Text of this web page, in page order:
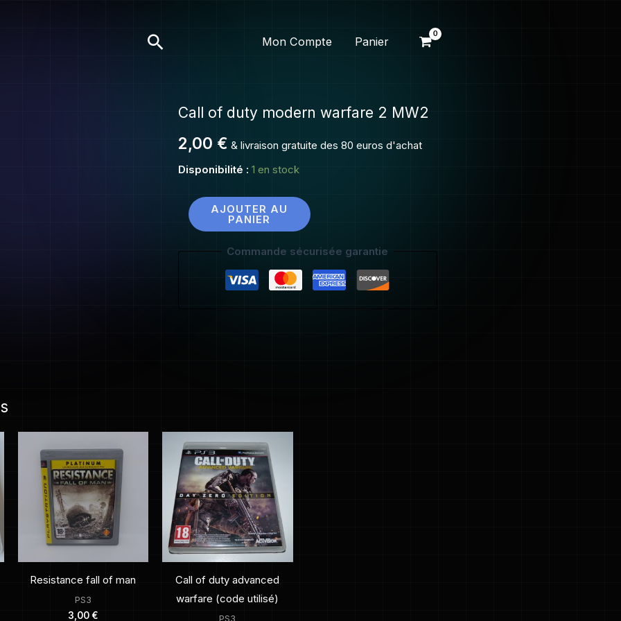
Rechercher Mon Compte Panier
Call of duty modern warfare 2 MW2
2,00 € & livraison gratuite des 80 euros d'achat
Disponibilité : 1 en stock
quantité
Call
of
modern
warfare
AJOUTER AU
PANIER
Commande sécurisée garantie
Resistance fall of man
PS3
3,00 €
Call of duty advanced
warfare (code utilisé)
PS3
duty
MW2